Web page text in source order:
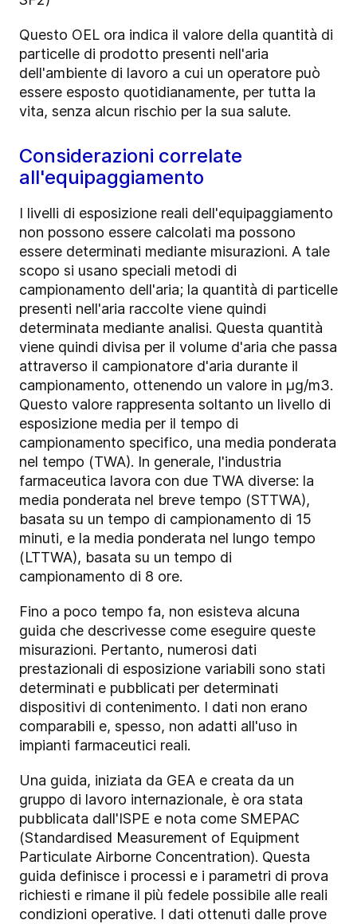
Questo OEL ora indica il valore della quantità di
particelle di prodotto presenti nell'aria
dell'ambiente di lavoro a cui un operatore può
essere esposto quotidianamente, per tutta la
vita, senza alcun rischio per la sua salute.
Considerazioni correlate
all'equipaggiamento
I livelli di esposizione reali dell'equipaggiamento
non possono essere calcolati ma possono
essere determinati mediante misurazioni. A tale
scopo si usano speciali metodi di
campionamento dell'aria; la quantità di particelle
presenti nell'aria raccolte viene quindi
determinata mediante analisi. Questa quantità
viene quindi divisa per il volume d'aria che passa
attraverso il campionatore d'aria durante il
campionamento, ottenendo un valore in µg/m3.
Questo valore rappresenta soltanto un livello di
esposizione media per il tempo di
campionamento specifico, una media ponderata
nel tempo (TWA). In generale, l'industria
farmaceutica lavora con due TWA diverse: la
media ponderata nel breve tempo (STTWA),
basata su un tempo di campionamento di 15
minuti, e la media ponderata nel lungo tempo
(LTTWA), basata su un tempo di
campionamento di 8 ore.
Fino a poco tempo fa, non esisteva alcuna
guida che descrivesse come eseguire queste
misurazioni. Pertanto, numerosi dati
prestazionali di esposizione variabili sono stati
determinati e pubblicati per determinati
dispositivi di contenimento. I dati non erano
comparabili e, spesso, non adatti all'uso in
impianti farmaceutici reali.
Una guida, iniziata da GEA e creata da un
gruppo di lavoro internazionale, è ora stata
pubblicata dall'ISPE e nota come SMEPAC
(Standardised Measurement of Equipment
Particulate Airborne Concentration). Questa
guida definisce i processi e i parametri di prova
richiesti e rimane il più fedele possibile alle reali
condizioni operative. I dati ottenuti dalle prove